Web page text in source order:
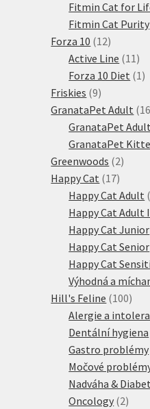
produktů
Fitmin Cat for
Fitmin Cat Purity
Forza 10 1212
produktů
Active Line 11 11
Forza 10 Diet 1 1
Friskies 99
produktů
GranataPet Adult 16
GranataPet Adult
GranataPet
Greenwoods 22
Happy Cat 1717
Happy Cat Adult
Happy Cat Adult
Happy Cat Junior
Happy Cat Senior
Happy Cat
Výhodná a
Hill's Feline 100100
Alergie a
Dentální hygiena
Gastro problémy
Močové
Nadváha &
Oncology 22